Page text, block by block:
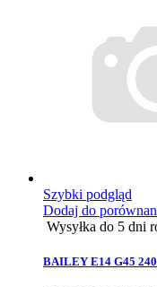
Szybki podgląd
Dodaj do
Wysyłka do 5 dni
BAILEY E14 G45